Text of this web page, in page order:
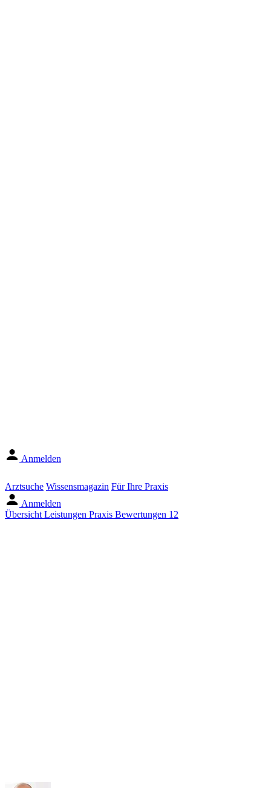
Anmelden
Arztsuche Wissensmagazin Für Ihre Praxis
Anmelden
Übersicht Leistungen Praxis Bewertungen 12